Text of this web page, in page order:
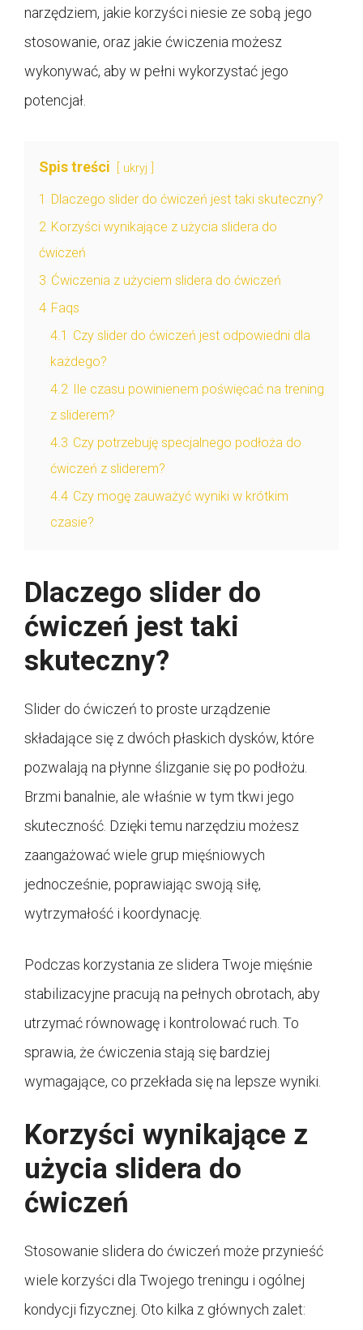
narzędziem, jakie korzyści niesie ze sobą jego
stosowanie, oraz jakie ćwiczenia możesz
wykonywać, aby w pełni wykorzystać jego
potencjał.
Spis treści ukryj
1 Dlaczego slider do ćwiczeń jest taki skuteczny?
2 Korzyści wynikające z użycia slidera do
ćwiczeń
3 Ćwiczenia z użyciem slidera do ćwiczeń
4 Faqs
4.1 Czy slider do ćwiczeń jest odpowiedni dla
każdego?
4.2 Ile czasu powinienem poświęcać na trening
z sliderem?
4.3 Czy potrzebuję specjalnego podłoża do
ćwiczeń z sliderem?
4.4 Czy mogę zauważyć wyniki w krótkim
czasie?
Dlaczego slider do
ćwiczeń jest taki
skuteczny?
Slider do ćwiczeń to proste urządzenie
składające się z dwóch płaskich dysków, które
pozwalają na płynne ślizganie się po podłożu.
Brzmi banalnie, ale właśnie w tym tkwi jego
skuteczność. Dzięki temu narzędziu możesz
zaangażować wiele grup mięśniowych
jednocześnie, poprawiając swoją siłę,
wytrzymałość i koordynację.
Podczas korzystania ze slidera Twoje mięśnie
stabilizacyjne pracują na pełnych obrotach, aby
utrzymać równowagę i kontrolować ruch. To
sprawia, że ćwiczenia stają się bardziej
wymagające, co przekłada się na lepsze wyniki.
Korzyści wynikające z
użycia slidera do
ćwiczeń
Stosowanie slidera do ćwiczeń może przynieść
wiele korzyści dla Twojego treningu i ogólnej
kondycji fizycznej. Oto kilka z głównych zalet: